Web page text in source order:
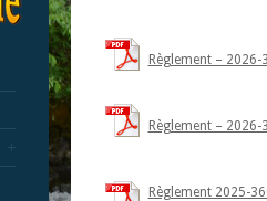
Règlement –
Règlement –
Règlement 2025-